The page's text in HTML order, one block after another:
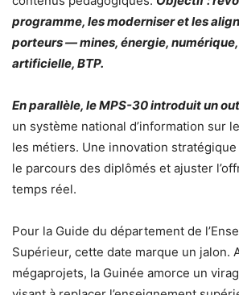
programme, les moderniser et les
porteurs — mines, énergie,
artificielle, BTP.
En parallèle, le MPS-30 introduit un
un système national d’information sur
les métiers. Une innovation
le parcours des diplômés et ajuster
temps réel.
Pour la Guide du département de
Supérieur, cette date marque un jalon.
mégaprojets, la Guinée amorce un